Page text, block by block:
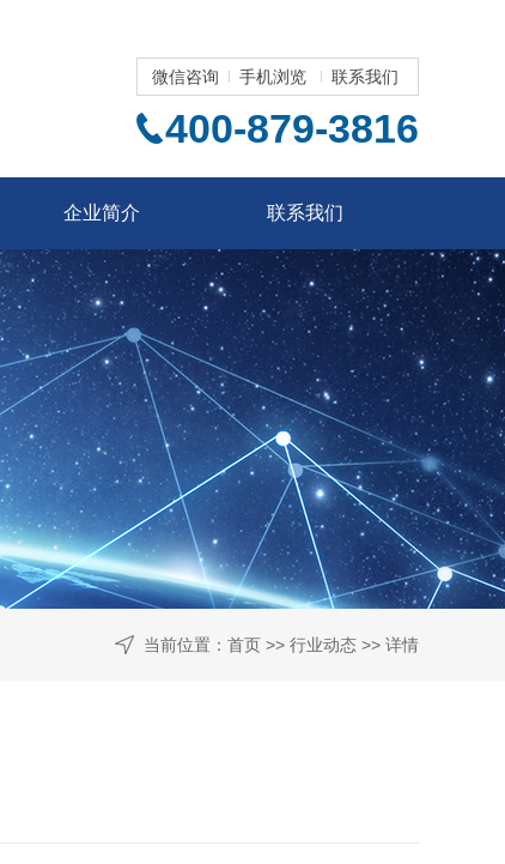
微信咨询 手机浏览 联系我们
400-879-3816
企业简介 联系我们
当前位置： 首页 >> 行业动态 >> 详情